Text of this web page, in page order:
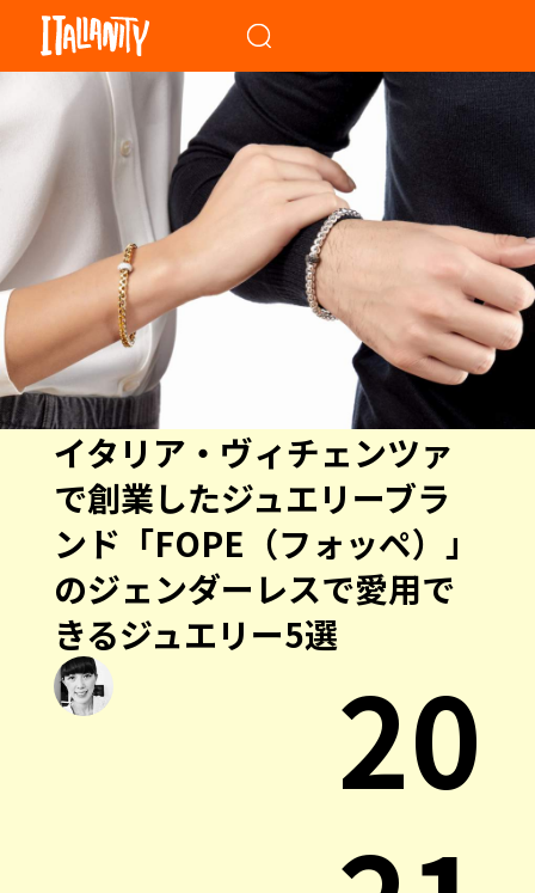
イタリア・ヴィチェンツァ
で創業したジュエリーブラ
ンド「FOPE（フォッペ）」
のジェンダーレスで愛用で
きるジュエリー5選
20